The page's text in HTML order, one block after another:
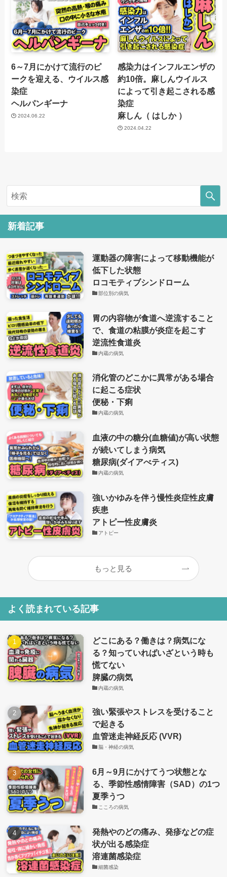
6～7月にかけて流行のピ
ークを迎える、ウイルス感
染症
ヘルパンギーナ
2024.06.22
感染力はインフルエンザの
約10倍。麻しんウイルス
によって引き起こされる感
染症
麻しん（ はしか ）
2024.04.22
新着記事
運動器の障害によって移動機能が
低下した状態
ロコモティブシンドローム
部位別の病気
胃の内容物が食道へ逆流すること
で、食道の粘膜が炎症を起こす
逆流性食道炎
内蔵の病気
消化管のどこかに異常がある場合
に起こる症状
便秘・下痢
内蔵の病気
血液の中の糖分(血糖値)が高い状態
が続いてしまう病気
糖尿病(ダイアべティス)
内蔵の病気
強いかゆみを伴う慢性炎症性皮膚
疾患
アトピー性皮膚炎
アトピー
もっと見る
よく読まれている記事
どこにある？働きは？病気にな
る？知っていればいざという時も
慌てない
脾臓の病気
内蔵の病気
強い緊張やストレスを受けること
で起きる
血管迷走神経反応 (VVR)
脳・神経の病気
6月～9月にかけてうつ状態とな
る、季節性感情障害（SAD）の1つ
夏季うつ
こころの病気
発熱やのどの痛み、発疹などの症
状が出る感染症
溶連菌感染症
細菌感染